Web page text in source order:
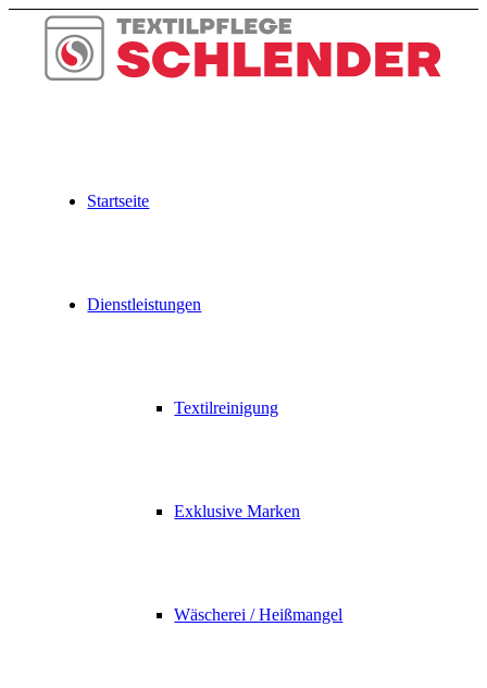
springen
Startseite
Dienstleistungen
Textilreinigung
Exklusive Marken
Wäscherei / Heißmangel